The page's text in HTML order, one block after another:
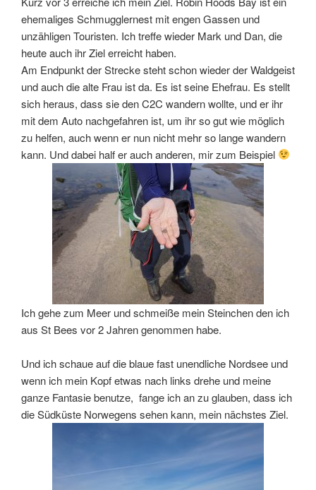
ehemaliges Schmugglernest mit engen Gassen und
unzähligen Touristen. Ich treffe wieder Mark und Dan, die
heute auch ihr Ziel erreicht haben.
Am Endpunkt der Strecke steht schon wieder der Waldgeist
und auch die alte Frau ist da. Es ist seine Ehefrau. Es stellt
sich heraus, dass sie den C2C wandern wollte, und er ihr
mit dem Auto nachgefahren ist, um ihr so gut wie möglich
zu helfen, auch wenn er nun nicht mehr so lange wandern
kann. Und dabei half er auch anderen, mir zum Beispiel
Ich gehe zum Meer und schmeiße mein Steinchen den ich
aus St Bees vor 2 Jahren genommen habe.
Und ich schaue auf die blaue fast unendliche Nordsee und
wenn ich mein Kopf etwas nach links drehe und meine
ganze Fantasie benutze, fange ich an zu glauben, dass ich
die Südküste Norwegens sehen kann, mein nächstes Ziel.